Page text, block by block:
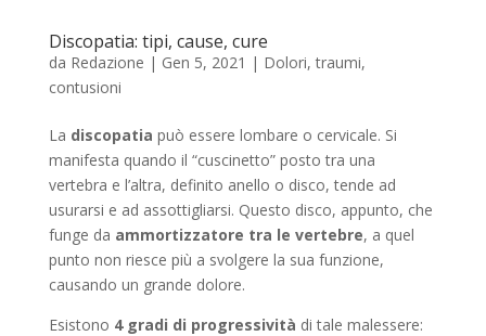
Discopatia: tipi, cause, cure
da Redazione | Gen 5, 2021 | Dolori, traumi,
contusioni
La discopatia può essere lombare o cervicale. Si
manifesta quando il “cuscinetto” posto tra una
vertebra e l’altra, definito anello o disco, tende ad
usurarsi e ad assottigliarsi. Questo disco, appunto, che
funge da ammortizzatore tra le vertebre, a quel
punto non riesce più a svolgere la sua funzione,
causando un grande dolore.
Esistono 4 gradi di progressività di tale malessere: